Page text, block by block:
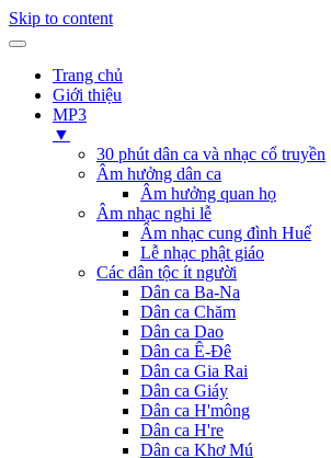
Skip to content
Trang chủ
Giới thiệu
MP3
▼
30 phút dân ca và nhạc cổ truyền
Âm hưởng dân ca
Âm hưởng quan họ
Âm nhạc nghi lễ
Âm nhạc cung đình Huế
Lễ nhạc phật giáo
Các dân tộc ít người
Dân ca Ba-Na
Dân ca Chăm
Dân ca Dao
Dân ca Ê-Đê
Dân ca Gia Rai
Dân ca Giáy
Dân ca H'mông
Dân ca H're
Dân ca Khơ Mú